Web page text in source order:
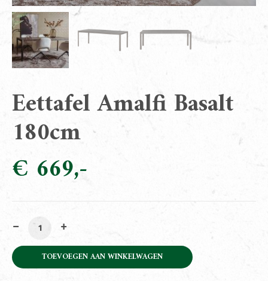
Eettafel Amalfi Basalt
180cm
€ 669
Eettafel Amalfi Basalt 180cm aantal
TOEVOEGEN AAN WINKELWAGEN